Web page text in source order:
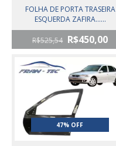
FOLHA DE PORTA TRASEIRA
ESQUERDA ZAFIRA......
R$525,54 R$450,00
47% OFF